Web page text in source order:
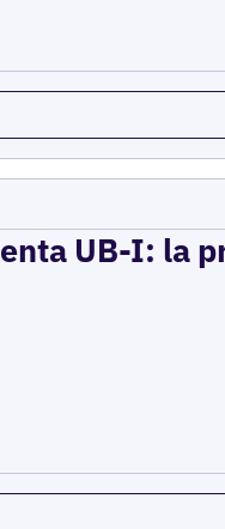
UB-I: la